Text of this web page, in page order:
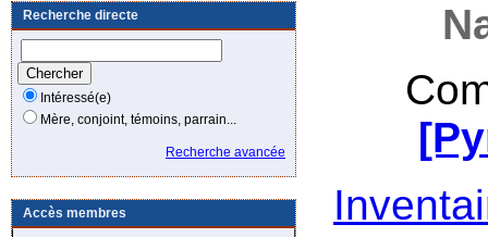
Recherche directe
Intéressé(e)
Mère, conjoint, témoins, parrain...
Recherche avancée
Accès membres